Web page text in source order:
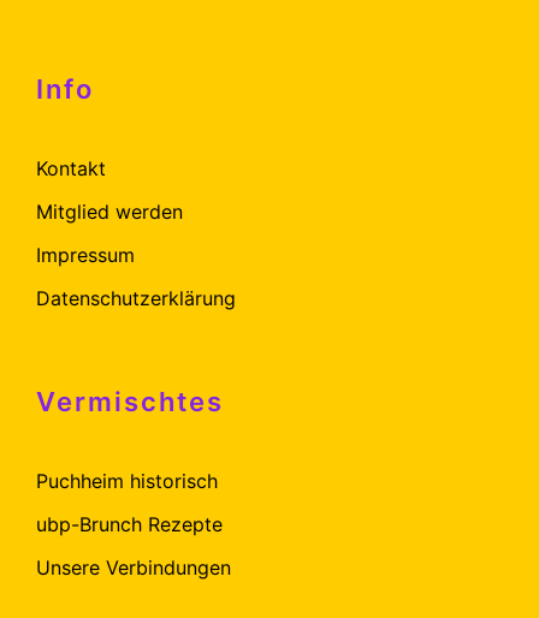
Info
Kontakt
Mitglied werden
Impressum
Datenschutzerklärung
Vermischtes
Puchheim historisch
ubp-Brunch Rezepte
Unsere Verbindungen